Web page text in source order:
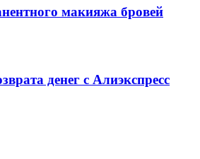
макияжа бровей
денег с Алиэкспресс